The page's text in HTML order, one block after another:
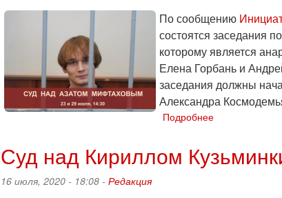
14
августа
По сообщению
состоятся заседания
которому является
Елена Горбань и
заседания должны
Александра
Подробнее
29
Суд над Кириллом
16 июля, 2020 - 18:08 - Редакция